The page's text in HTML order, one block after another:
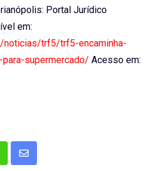
Portal Jurídico
em:
noticias/trf5/trf5-encaminha-
supermercado/ Acesso em:
Share